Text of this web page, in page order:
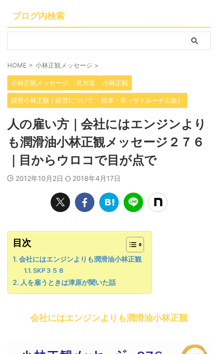
ブログ内検索
HOME > 小林正観メッセージ >
小林正観メッセージ 見方道 小林正観
経営小林正観｜経営について 絵本・本（サトルーチ出版）
人の雇い方｜会社にはエンジンより
も潤滑油小林正観メッセージ２７６
｜目からウロコで目が点で
2012年10月2日 2018年4月17日
目次
会社にはエンジンよりも潤滑油小林正観
SKP３５８
人を雇うときは津原が聞いた話
会社にはエンジンよりも潤滑油小林正観